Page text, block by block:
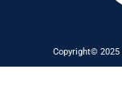
Copyright© 2025